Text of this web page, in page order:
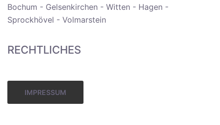
Bochum - Gelsenkirchen - Witten - Hagen -
Sprockhövel - Volmarstein
RECHTLICHES
IMPRESSUM